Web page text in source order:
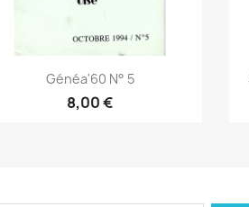
Anteprima
Généa'60 N° 5
8,00 €